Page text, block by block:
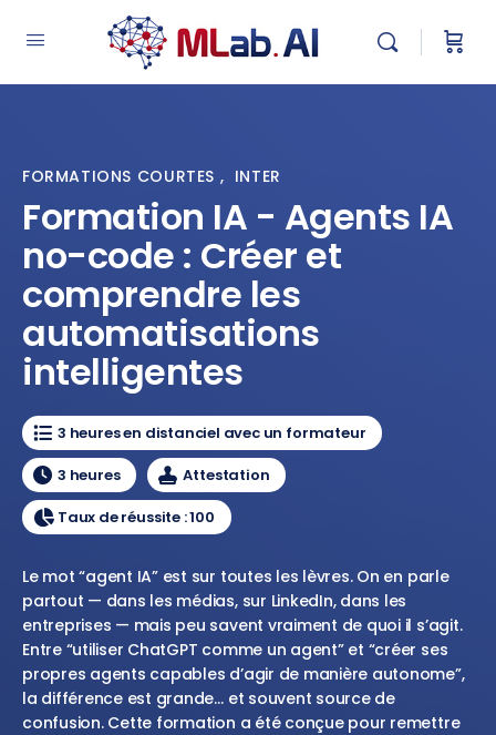
FORMATIONS COURTES , INTER
Formation IA - Agents IA
no-code : Créer et
comprendre les
automatisations
intelligentes
3 heures en distanciel avec un formateur
3 heures
Attestation
Taux de réussite : 100
Le mot “agent IA” est sur toutes les lèvres. On en parle
partout — dans les médias, sur LinkedIn, dans les
entreprises — mais peu savent vraiment de quoi il s’agit.
Entre “utiliser ChatGPT comme un agent” et “créer ses
propres agents capables d’agir de manière autonome”,
la différence est grande… et souvent source de
confusion. Cette formation a été conçue pour remettre